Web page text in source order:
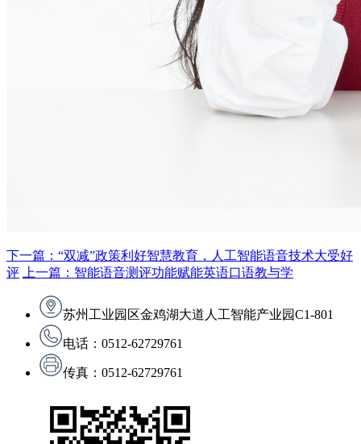
下一篇：“双减”政策利好智慧教育，人工智能语音技术大受好
评
上一篇：智能语音测评功能赋能英语口语教与学
苏州工业园区金鸡湖大道人工智能产业园C1-801
电话：0512-62729761
传真：0512-62729761